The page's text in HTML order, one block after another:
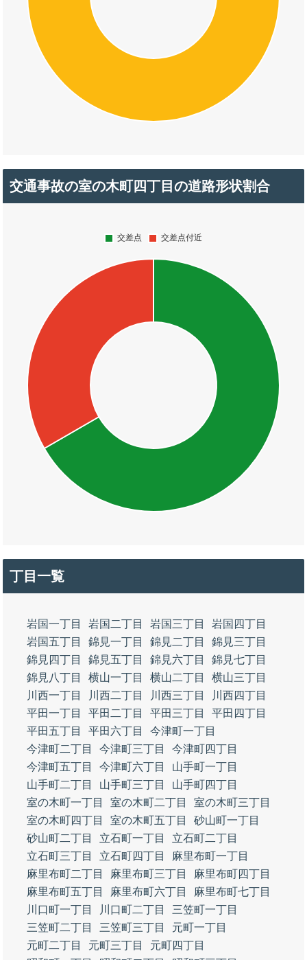
交通事故の室の木町四丁目の道路形状割合
丁目一覧
岩国一丁目 岩国二丁目 岩国三丁目
岩国四丁目
岩国五丁目
錦見一丁目 錦見二丁目
錦見三丁目
錦見四丁目
錦見五丁目 錦見六丁目
錦見七丁目
錦見八丁目
横山一丁目 横山二丁目
横山三丁目
川西一丁目
川西二丁目 川西三丁目
川西四丁目
平田一丁目
平田二丁目 平田三丁目
平田四丁目
平田五丁目
平田六丁目
今津町一丁目
今津町二丁目
今津町三丁目
今津町四丁目
今津町五丁目
今津町六丁目
山手町一丁目
山手町二丁目
山手町三丁目
山手町四丁目
室の木町一丁目
室の木町二丁目
室の木町三丁目
室の木町四丁目
室の木町五丁目
砂山町一丁目
砂山町二丁目
立石町一丁目
立石町二丁目
立石町三丁目
立石町四丁目
麻里布町一丁目
麻里布町二丁目
麻里布町三丁目
麻里布町四丁目
麻里布町五丁目
麻里布町六丁目
麻里布町七丁目
川口町一丁目
川口町二丁目
三笠町一丁目
三笠町二丁目
三笠町三丁目
元町一丁目
元町二丁目
元町三丁目
元町四丁目